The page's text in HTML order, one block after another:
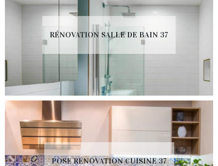
RÉNOVATION SALLE DE BAIN 37
POSE RÉNOVATION CUISINE 37